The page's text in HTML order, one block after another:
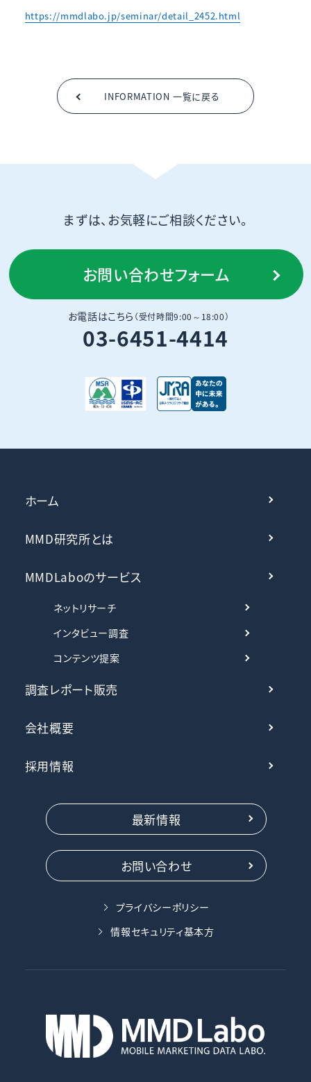
https://mmdlabo.jp/seminar/detail_2452.html
INFORMATION 一覧に戻る
まずは、お気軽にご相談ください。
お問い合わせフォーム
お電話はこちら （受付時間9:00～18:00）
03-6451-4414
ホーム
MMD研究所とは
MMDLaboのサービス
ネットリサーチ
インタビュー調査
コンテンツ提案
調査レポート販売
会社概要
採用情報
最新情報
お問い合わせ
プライバシーポリシー
情報セキュリティ基本方